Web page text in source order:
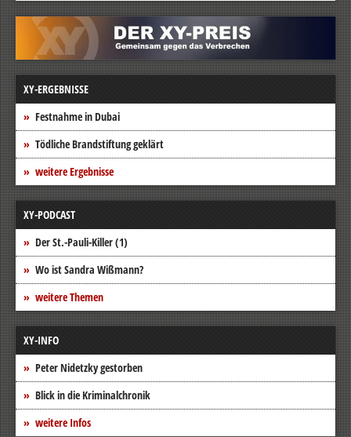
XY-ERGEBNISSE
Festnahme in Dubai
Tödliche Brandstiftung geklärt
weitere Ergebnisse
XY-PODCAST
Der St.-Pauli-Killer (1)
Wo ist Sandra Wißmann?
weitere Themen
XY-INFO
Peter Nidetzky gestorben
Blick in die Kriminalchronik
weitere Infos